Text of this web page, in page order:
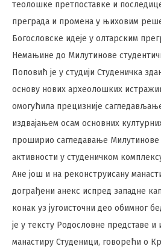
теолошке претпоставке и
преграда и промена у њиховим
Богословске идеје у олтарским
Немањине до Милутинове
Поповић је у студији Студеничка
основу нових археолошких
омогућила прецизније
издвајањем осам основних
проширио сагледавање
активности у студеничком
Ане још и на реконструисану
дограђени анекс испред западне
конак уз југоисточни део обимног
је у тексту Родословне представе
манастиру Студеници, говорећи о